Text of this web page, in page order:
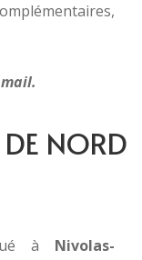
DE NORD
à Nivolas-